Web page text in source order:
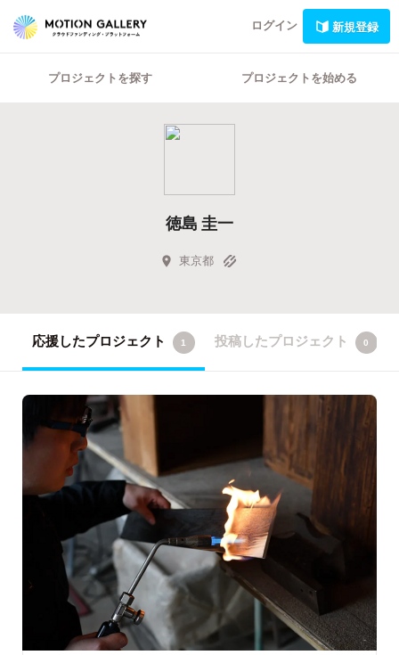
ログイン 新規登録
プロジェクトを探す プロジェクトを始める
徳島 圭一
東京都
応援したプロジェクト 1 投稿したプロジェクト 0